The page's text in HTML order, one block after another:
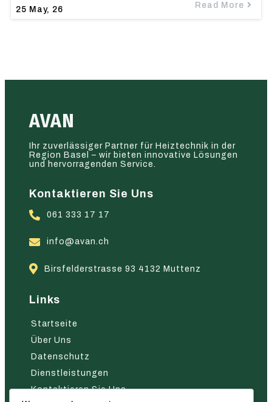
25 May, 26
Read More
AVAN
Ihr zuverlässiger Partner für Heiztechnik in der
Region Basel – wir bieten innovative Lösungen
und hervorragenden Service.
Kontaktieren Sie Uns
061 333 17 17
info@avan.ch
Birsfelderstrasse 93 4132 Muttenz
Links
Startseite
Über Uns
Datenschutz
Dienstleistungen
Kontaktieren Sie Uns